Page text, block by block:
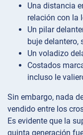
Una distancia
relación con la
Un pilar
buje delantero,
Un voladizo
Costados
incluso le
Sin embargo, nada
vendido entre los
Es evidente que la
quinta generación